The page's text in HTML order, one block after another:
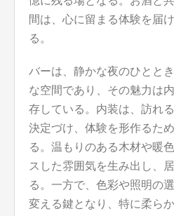
間は、心に留まる体験を届
る。
バーは、静かな夜のひとと
な空間であり、その魅力は
存している。内装は、訪れ
決定づけ、体験を形作るた
る。温もりのある木材や暖
スした雰囲気を生み出し、
る。一方で、色彩や照明の
変える鍵となり、特に柔ら